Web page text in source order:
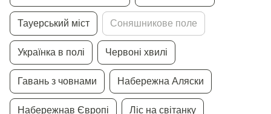
Тауерський мiст Соняшникове поле
Українка в полi Червонi хвилi
Гавань з човнами Набережна Аляски
Набережнав Європi Лiс на свiтанку